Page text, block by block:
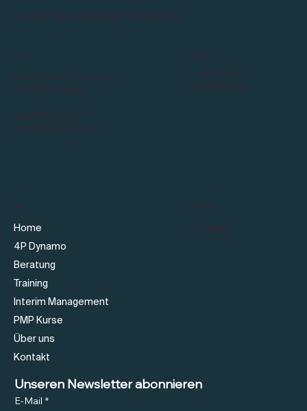
Home
4P Dynamo
Beratung
Training
Interim Management
PMP Kurse
Über uns
Kontakt
Unseren Newsletter abonnieren
E-Mail *